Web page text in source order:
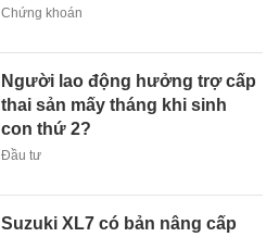
Chứng khoán
Người lao động hưởng trợ cấp
thai sản mấy tháng khi sinh
con thứ 2?
Đầu tư
Suzuki XL7 có bản nâng cấp